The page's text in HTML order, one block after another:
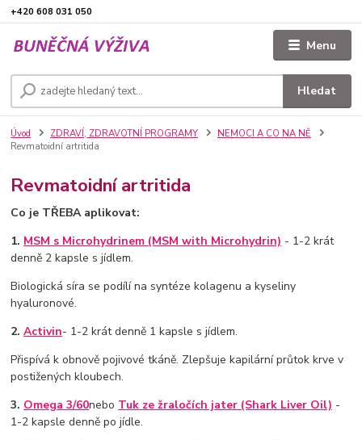
Menu
Hledat
+420 608 031 050
Úvod ZDRAVÍ, ZDRAVOTNÍ PROGRAMY
NEMOCI A CO NA NĚ
Revmatoidní artritida
Revmatoidní artritida
Co je TŘEBA aplikovat:
1. MSM s Microhydrinem (MSM with Microhydrin) - 1-2 krát
denně 2 kapsle s jídlem.
Biologická síra se podílí na syntéze kolagenu a kyseliny
hyaluronové.
2.Activin- 1-2 krát denně 1 kapsle s jídlem.
Přispívá k obnově pojivové tkáně. Zlepšuje kapilární průtok krve v
postižených kloubech.
3. Omega 3/60nebo Tuk ze žraločích jater (Shark Liver Oil) -
1-2 kapsle denně po jídle.